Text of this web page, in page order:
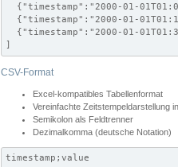
{"timestamp":"2000-01-
{"timestamp":"2000-01-
{"timestamp":"2000-01-
]
CSV-Format
Excel-kompatibles Tabellenformat
Vereinfachte Zeitstempeldarstellung
Semikolon als Feldtrenner
Dezimalkomma (deutsche Notation)
timestamp;value